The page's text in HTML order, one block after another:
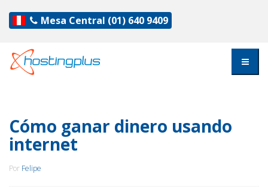
Mesa Central (01) 640 9409
Cómo ganar dinero usando
internet
Por Felipe